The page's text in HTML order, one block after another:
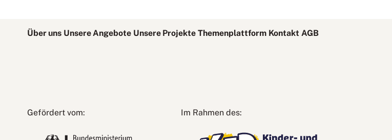
Über uns Unsere Angebote Unsere Projekte Themenplattform Kontakt AGB
Gefördert vom:
Bildung,
Im Rahmen des:
Jugendplan